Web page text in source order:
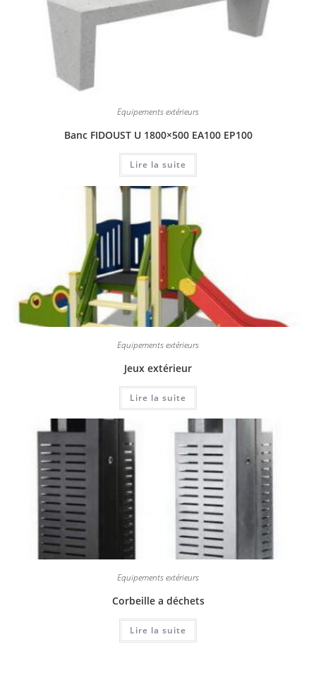
Equipements extérieurs
Banc FIDOUST U 1800×500 EA100 EP100
Lire la suite
Equipements extérieurs
Jeux extérieur
Lire la suite
Equipements extérieurs
Corbeille a déchets
Lire la suite